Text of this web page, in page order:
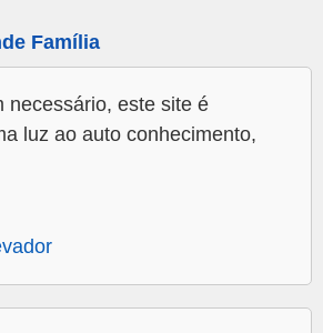
Família
necessário, este site é
luz ao auto conhecimento,